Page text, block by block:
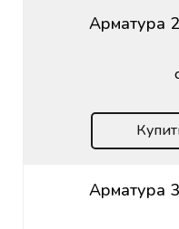
Арматура
Арматура